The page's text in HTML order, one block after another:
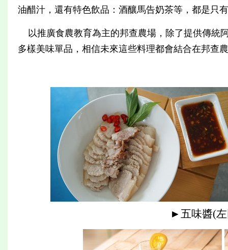
油醋汁，還有特色飲品：酒釀馬告奶茶等，都是只
以推廣食農教育為主的邦查農場，除了提供傳統
多樣美味單品，相信未來這些料理都會結合在邦查
►五味醬(